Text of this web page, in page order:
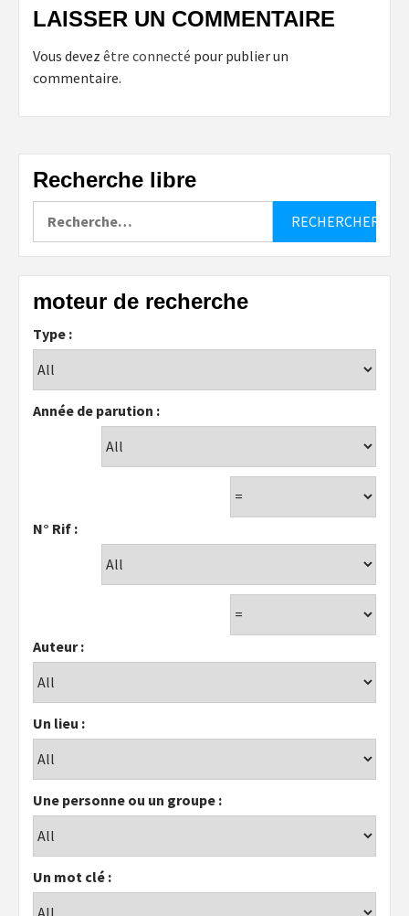
LAISSER UN COMMENTAIRE
Vous devez être connecté pour publier un
commentaire.
Recherche libre
moteur de recherche
Type :
Année de parution :
N° Rif :
Auteur :
Un lieu :
Une personne ou un groupe :
Un mot clé :